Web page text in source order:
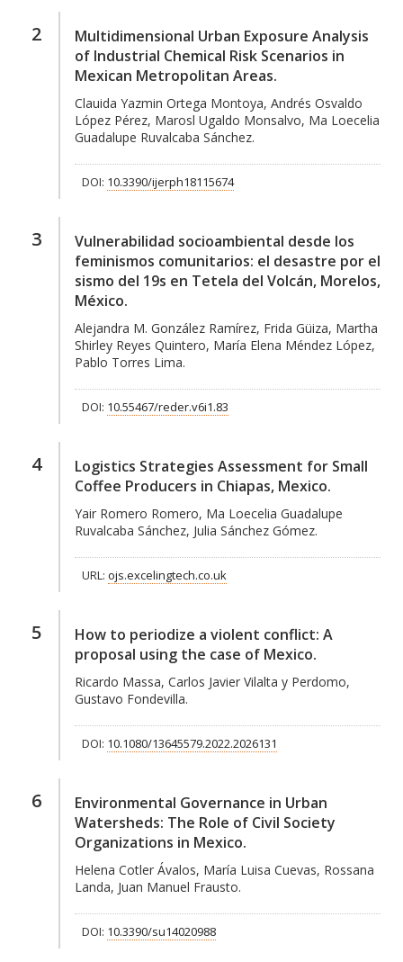
2
Multidimensional Urban Exposure Analysis
of Industrial Chemical Risk Scenarios in
Mexican Metropolitan Areas.
Clauida Yazmin Ortega Montoya, Andrés Osvaldo
López Pérez, Marosl Ugaldo Monsalvo, Ma Loecelia
Guadalupe Ruvalcaba Sánchez.
DOI: 10.3390/ijerph18115674
3
Vulnerabilidad socioambiental desde los
feminismos comunitarios: el desastre por el
sismo del 19s en Tetela del Volcán, Morelos,
México.
Alejandra M. González Ramírez, Frida Güiza, Martha
Shirley Reyes Quintero, María Elena Méndez López,
Pablo Torres Lima.
DOI: 10.55467/reder.v6i1.83
4
Logistics Strategies Assessment for Small
Coffee Producers in Chiapas, Mexico.
Yair Romero Romero, Ma Loecelia Guadalupe
Ruvalcaba Sánchez, Julia Sánchez Gómez.
URL: ojs.excelingtech.co.uk
5
How to periodize a violent conflict: A
proposal using the case of Mexico.
Ricardo Massa, Carlos Javier Vilalta y Perdomo,
Gustavo Fondevilla.
DOI: 10.1080/13645579.2022.2026131
6
Environmental Governance in Urban
Watersheds: The Role of Civil Society
Organizations in Mexico.
Helena Cotler Ávalos, María Luisa Cuevas, Rossana
Landa, Juan Manuel Frausto.
DOI: 10.3390/su14020988